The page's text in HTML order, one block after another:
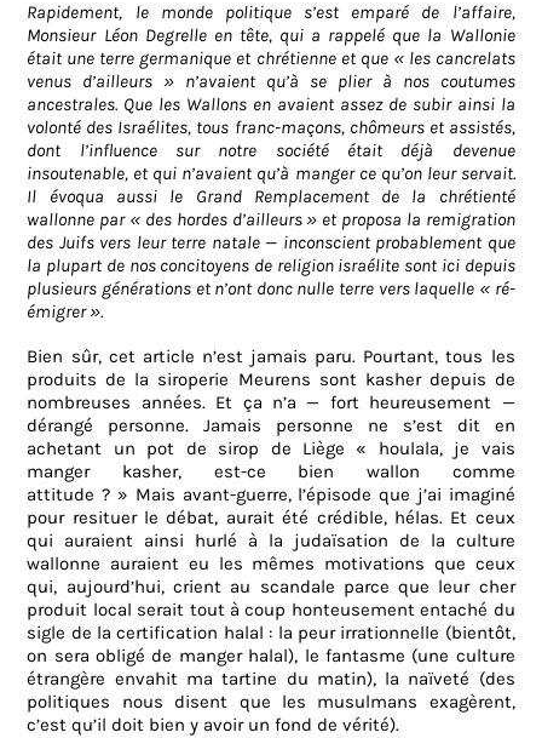
Rapidement, le monde politique s’est emparé de l’affaire,
Monsieur Léon Degrelle en tête, qui a rappelé que la Wallonie
était une terre germanique et chrétienne et que « les cancrelats
venus d’ailleurs » n’avaient qu’à se plier à nos coutumes
ancestrales. Que les Wallons en avaient assez de subir ainsi la
volonté des Israélites, tous franc-maçons, chômeurs et assistés,
dont l’influence sur notre société était déjà devenue
insoutenable, et qui n’avaient qu’à manger ce qu’on leur servait.
Il évoqua aussi le Grand Remplacement de la chrétienté
wallonne par « des hordes d’ailleurs » et proposa la remigration
des Juifs vers leur terre natale — inconscient probablement que
la plupart de nos concitoyens de religion israélite sont ici depuis
plusieurs générations et n’ont donc nulle terre vers laquelle « ré-
émigrer ».
Bien sûr, cet article n’est jamais paru. Pourtant, tous les
produits de la siroperie Meurens sont kasher depuis de
nombreuses années. Et ça n’a — fort heureusement —
dérangé personne. Jamais personne ne s’est dit en
achetant un pot de sirop de Liège « houlala, je vais
manger kasher, est-ce bien wallon comme
attitude ? » Mais avant-guerre, l’épisode que j’ai imaginé
pour resituer le débat, aurait été crédible, hélas. Et ceux
qui auraient ainsi hurlé à la judaïsation de la culture
wallonne auraient eu les mêmes motivations que ceux
qui, aujourd’hui, crient au scandale parce que leur cher
produit local serait tout à coup honteusement entaché du
sigle de la certification halal : la peur irrationnelle (bientôt,
on sera obligé de manger halal), le fantasme (une culture
étrangère envahit ma tartine du matin), la naïveté (des
politiques nous disent que les musulmans exagèrent,
c’est qu’il doit bien y avoir un fond de vérité).